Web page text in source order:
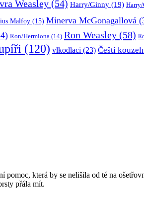
Weasley (54) Harry/Ginny (19)
Malfoy (15) Minerva McGonagallová
Ron/Hermiona (14) Ron Weasley (58)
(120) vlkodlaci (23) Čeští
která by se nelišila od té na
přála mít.